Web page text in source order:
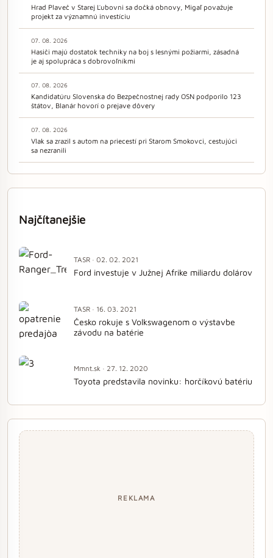
Hrad Plaveč v Starej Ľubovni sa dočká obnovy, Migaľ považuje
projekt za významnú investíciu
07. 08. 2026
Hasiči majú dostatok techniky na boj s lesnými požiarmi, zásadná
je aj spolupráca s dobrovoľníkmi
07. 08. 2026
Kandidatúru Slovenska do Bezpečnostnej rady OSN podporilo 123
štátov, Blanár hovorí o prejave dôvery
07. 08. 2026
Vlak sa zrazil s autom na priecestí pri Starom Smokovci, cestujúci
sa nezranili
Najčítanejšie
TASR · 02. 02. 2021
Ford investuje v Južnej Afrike miliardu dolárov
TASR · 16. 03. 2021
Česko rokuje s Volkswagenom o výstavbe
závodu na batérie
Mmnt.sk · 27. 12. 2020
Toyota predstavila novinku: horčíkovú batériu
REKLAMA